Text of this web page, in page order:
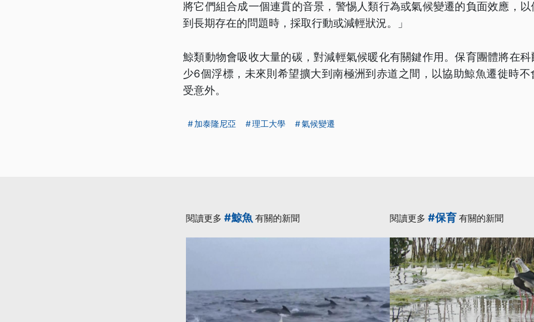
將它們組合成一個連貫的音景，警惕人類行為或氣候變遷的負面效應，
到長期存在的問題時，採取行動或減輕狀況。」
鯨類動物會吸收大量的碳，對減輕氣候暖化有關鍵作用。保育團體將在
少6個浮標，未來則希望擴大到南極洲到赤道之間，以協助鯨魚遷徙時
受意外。
加泰隆尼亞 理工大學 氣候變遷
閱讀更多 #鯨魚 有關的新聞 閱讀更多 #保育 有關的新聞